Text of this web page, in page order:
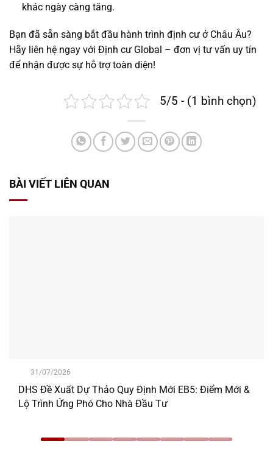
khác ngày càng tăng.
Bạn đã sẵn sàng bắt đầu hành trình định cư ở Châu Âu?
Hãy liên hệ ngay với Định cư Global – đơn vị tư vấn uy tín
để nhận được sự hỗ trợ toàn diện!
5/5 - (1 bình chọn)
BÀI VIẾT LIÊN QUAN
31/07/2026
DHS Đề Xuất Dự Thảo Quy Định Mới EB5: Điểm Mới &
Lộ Trình Ứng Phó Cho Nhà Đầu Tư